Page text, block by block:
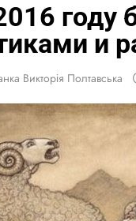
году
и
Викторія Полтавська